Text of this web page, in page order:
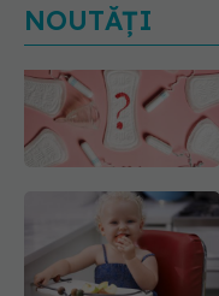
NOUTĂȚI